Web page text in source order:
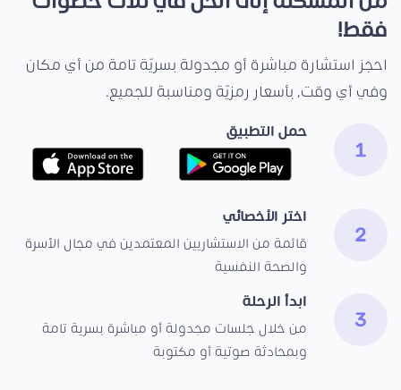
فقط!
احجز استشارة مباشرة أو مجدولة بسريّة تامة من أي مكان
وفي أي وقت، بأسعار رمزيّة ومناسبة للجميع.
حمل التطبيق
اختر الأخصائي
قائمة من الاستشاريين المعتمدين في مجال الأسرة
والصحة النفسية
ابدأ الرحلة
من خلال جلسات مجدولة أو مباشرة بسرية تامة
وبمحادثة صوتية أو مكتوبة